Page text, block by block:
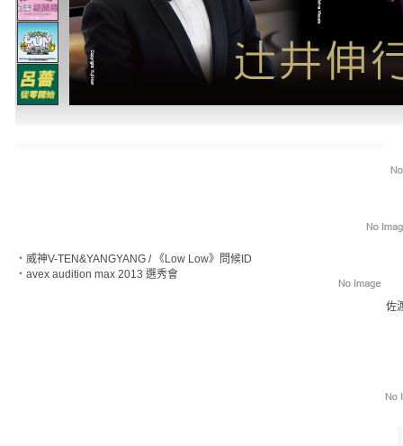
‧ 威神V-TEN&YANGYANG / 《Low Low》問候ID
‧ avex audition max 2013 選秀會
佐